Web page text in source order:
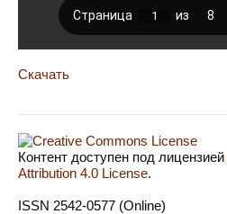
Скачать
Контент доступен под лицензией
Attribution 4.0 License.
ISSN 2542-0577 (Online)